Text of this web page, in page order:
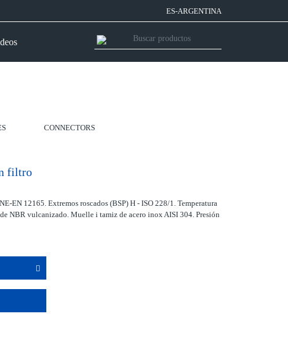
ES-ARGENTINA
CONNECTORS
filtro
EN 12165. Extremos roscados (BSP) H - ISO 228/1. Temperatura
NBR vulcanizado. Muelle i tamiz de acero inox AISI 304. Presión